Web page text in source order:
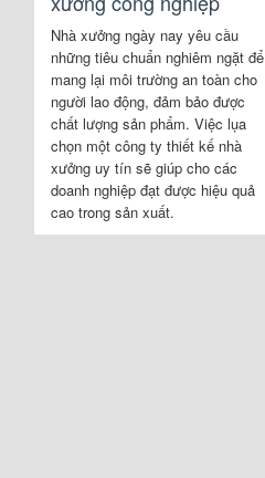
Nhà xưởng ngày nay yêu cầu
những tiêu chuẩn nghiêm ngặt để
mang lại môi trường an toàn cho
người lao động, đảm bảo được
chất lượng sản phẩm. Việc lụa
chọn một công ty thiết kế nhà
xưởng uy tín sẽ giúp cho các
doanh nghiệp đạt được hiệu quả
cao trong sản xuất.